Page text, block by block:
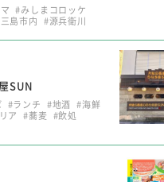
#みしまコロッケ
島市内 #源兵衛川
SUN
#ランチ #地酒 #海鮮
ア #蕎麦 #飲処